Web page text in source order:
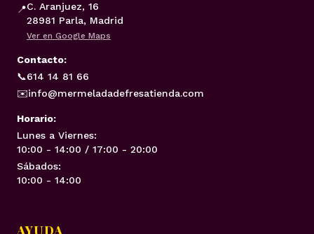
📍C. Aranjuez, 16
28981 Parla, Madrid
Ver en Google Maps
Contacto:
📞614 14 81 66
✉️info@mermeladadefresatienda.com
Horario:
Lunes a Viernes:
10:00 - 14:00 / 17:00 - 20:00
Sábados:
10:00 - 14:00
AYUDA